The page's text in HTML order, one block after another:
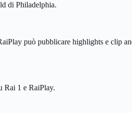
di Philadelphia.
può pubblicare highlights e clip
Rai 1 e RaiPlay.